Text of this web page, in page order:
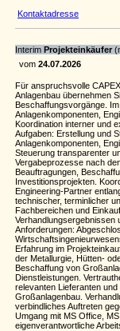
Kontaktadresse
Interim Projekteinkäufer
vom 24.07.2026
Für anspruchsvolle
Anlagenbau übernehmen
Beschaffungsvorgänge.
Anlagenkomponenten,
Koordination interner und
Aufgaben: Erstellung und
Anlagenkomponenten,
Steuerung transparenter
Vergabeprozesse nach
Beauftragungen,
Investitionsprojekten.
Engineering-Partner
technischer, terminlicher
Fachbereichen und
Verhandlungsergebnissen
Anforderungen:
Erfahrung im
der Metallurgie, Hütten-
Beschaffung von
Dienstleistungen.
relevanten Lieferanten
Großanlagenbau.
verbindliches Auftreten
Umgang mit MS Office,
eigenverantwortliche